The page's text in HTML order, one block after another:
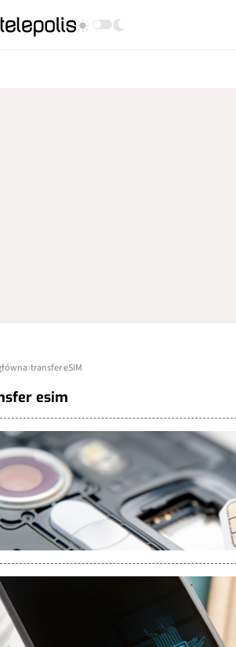
transfer eSIM
esim